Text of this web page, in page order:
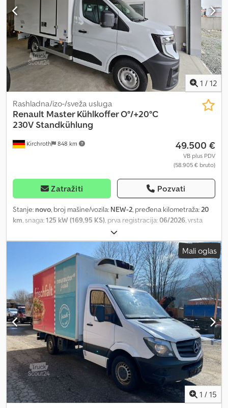
Kerstner rashladno vozilo, za transport sveže robe, itd. Zadržavamo
pravo na greške, zamenu i pravopisne greške. Crodpfjx Iai Isx Al Iof
Prodaja samo pravnim licima i za izvoz. !!!! Fg-5429 !!!! Šifra ključa
107 !!!!! Prednje staklo ima pukotinu !!!!! Test/probna vožnja moguća
u Dekri, Tüv-u ili VW-u !!!!! PO NALOGU KUPCA !!!!
1 / 12
Kirchroth 848 km
Rashladna/izo-/sveža usluga
Renault Master Kühlkoffer O°/+20°C
230V Standkühlung
49.500 €
VB plus PDV
(58.905 € bruto)
Zatražiti Pozvati
Stanje: novo, broj mašine/vozila: NEW-2, pređena kilometraža:20
km, snaga:125 kW (169,95 KS), prva registracija:06/2026, vrsta
2.600 kg
900 kg, ukupna težina:3.500 kg, dimenzija gume:225/65 r16,
100 procenat, međuosovinsko rastojanje:
, razmak osovina:3.585 mm, sledeća inspekcija (TÜV):
06/2028, gorivo: dizel , kapacitet rezervoara za gorivo:80 l, boja:
, tip prenosa:mehanički, emisioni razred:Euro 6, suspencija:
čelik, broj sedišta:3, zapremina tovarnog prostora:14 m³, dužina
tovarnog prostora:
3.300 mm, širina utovarnog prostora:2.100 mm,
visina tovarnog prostora: 2.000 mm , Godina proizvodnje:2026,
radna težina:2.600 kg , Oprema:
ABS, AdBlue, Bluetooth, EBS
(Elektronski kočioni sistem), USB priključak, asistent pri
pokretanju uzbrdo, centralno zaključavanje, dodatna prednja
svetla, električno podesivo ogledalo, električno podešavanje
prozora, elektronski program stabilnosti (ESP), filter za čađ,
garancija za polovna vozila, klima uređaj, kompletna servisna
istorija, kontrola pritiska u gumama, kontrola proklizavanja,
letnje gume, maglenke, navigacioni sistem, rashladna jedinica,
Mali oglas
1 / 15